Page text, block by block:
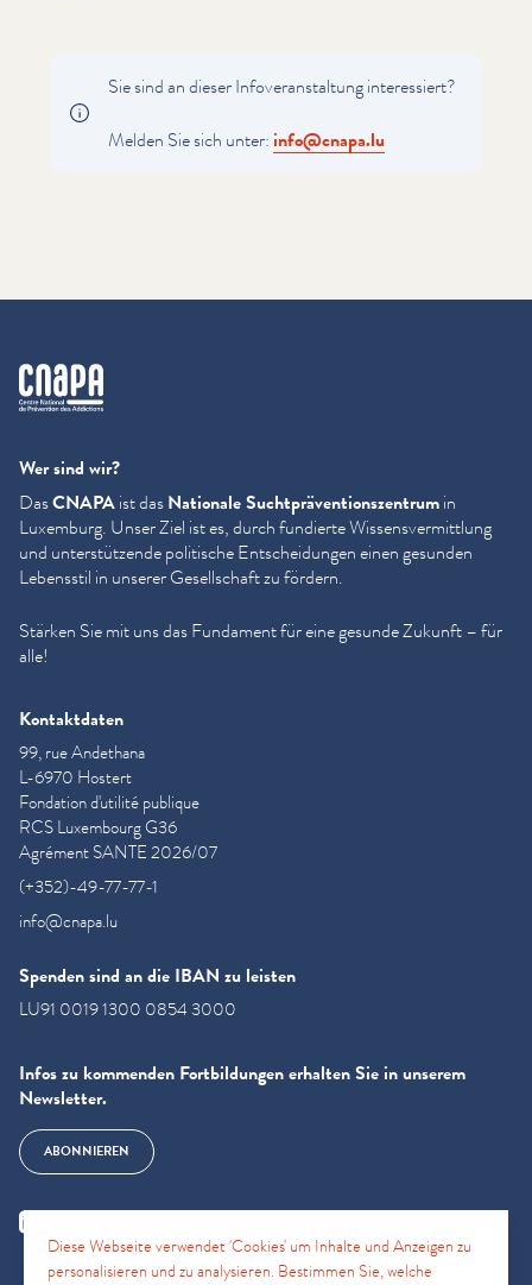
Sie sind an dieser Infover­anstal­tung inter­essiert?
Melden Sie sich unter: info@​cnapa.​lu
cnapa
Wer sind wir?
DasCNAPAist dasNationale Sucht­präven­tion­szen­trumin
Luxemburg. Unser Ziel ist es, durch fundierte Wis­sensver­mit­tlung
und unter­stützende politische Entschei­dun­gen einen gesunden
Lebensstil in unserer Gesellschaft zu fördern.
Stärken Sie mit uns das Fundament für eine gesunde Zukunft – für
alle!
Kontaktdaten
99, rue Andethana
L-6970 Hostert
Fondation d'utilité publique
RCS Luxembourg G36
Agrément SANTE 2026/07
(+352)-49-77-77-1
info@cnapa.lu
Spenden sind an die IBAN zu leisten
LU91 0019 1300 0854 3000
Infos zu kommenden Fortbildungen erhalten Sie in unserem
Newsletter.
ABONNIEREN
Diese Webseite verwendet 'Cookies' um Inhalte und Anzeigen zu
personalisieren und zu analysieren. Bestimmen Sie, welche